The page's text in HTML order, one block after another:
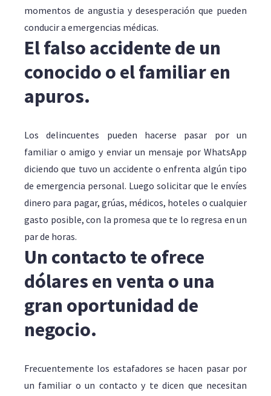
momentos de angustia y desesperación que pueden
conducir a emergencias médicas.
El falso accidente de un
conocido o el familiar en
apuros.
Los delincuentes pueden hacerse pasar por un
familiar o amigo y enviar un mensaje por WhatsApp
diciendo que tuvo un accidente o enfrenta algún tipo
de emergencia personal. Luego solicitar que le envíes
dinero para pagar, grúas, médicos, hoteles o cualquier
gasto posible, con la promesa que te lo regresa en un
par de horas.
Un contacto te ofrece
dólares en venta o una
gran oportunidad de
negocio.
Frecuentemente los estafadores se hacen pasar por
un familiar o un contacto y te dicen que necesitan